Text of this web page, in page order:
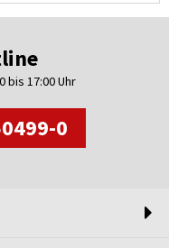
bis 17:00 Uhr
0